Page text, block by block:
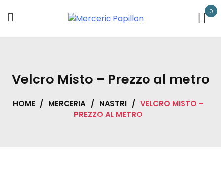
0
Velcro Misto – Prezzo al metro
HOME / MERCERIA / NASTRI / VELCRO MISTO –
PREZZO AL METRO